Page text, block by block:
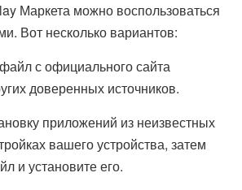
Маркета можно воспользоваться
Вот несколько вариантов:
с официального сайта
доверенных источников.
приложений из неизвестных
вашего устройства, затем
и установите его.